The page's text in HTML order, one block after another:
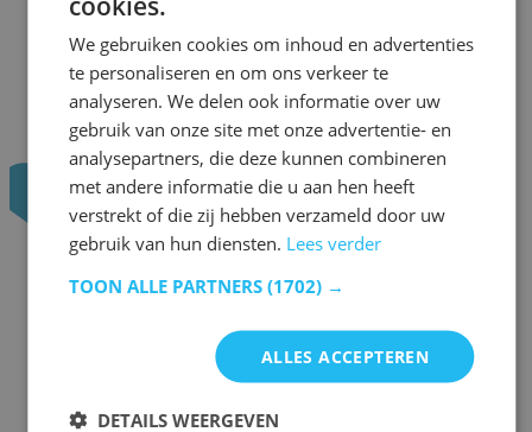
We gebruiken cookies om inhoud en advertenties
te personaliseren en om ons verkeer te
analyseren. We delen ook informatie over uw
gebruik van onze site met onze advertentie- en
analysepartners, die deze kunnen combineren
met andere informatie die u aan hen heeft
verstrekt of die zij hebben verzameld door uw
gebruik van hun diensten. Lees verder
TOON ALLE PARTNERS (1702) →
ALLES ACCEPTEREN
DETAILS WEERGEVEN